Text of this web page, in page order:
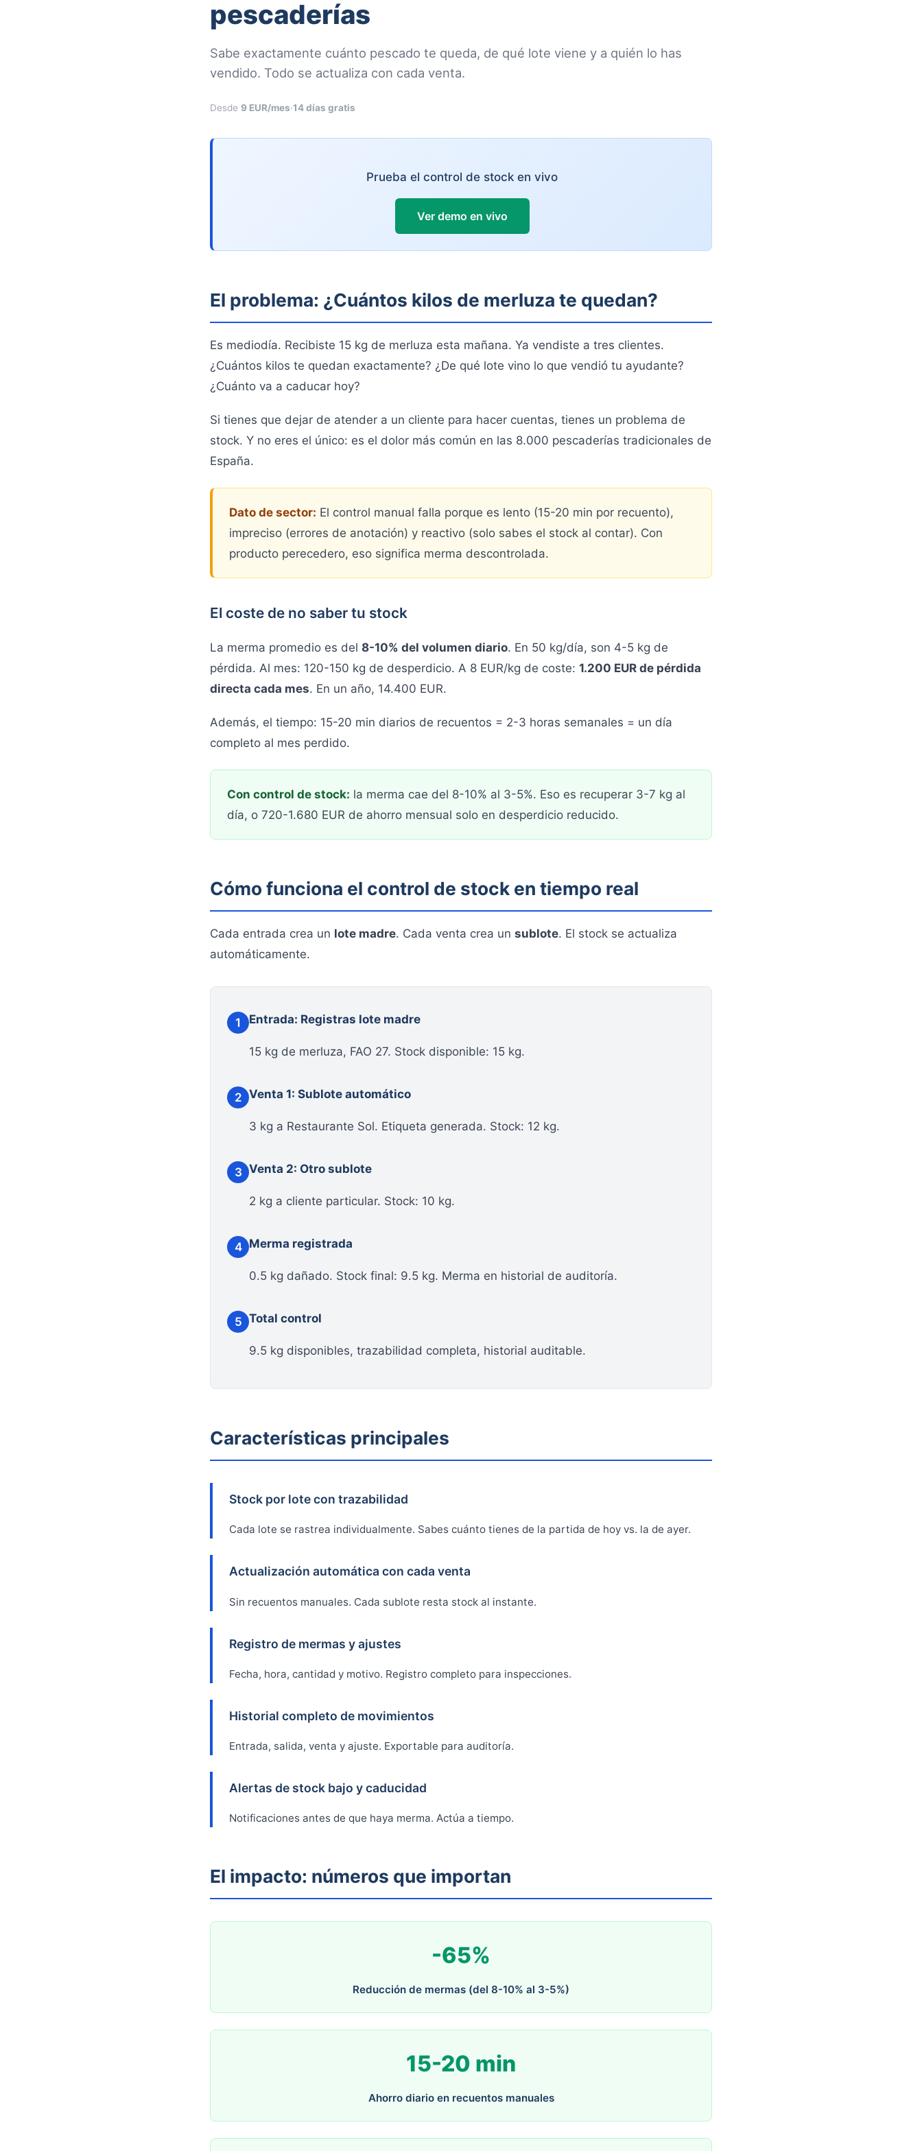
pescaderías
Sabe exactamente cuánto pescado te queda, de qué lote viene y a quién lo has
vendido. Todo se actualiza con cada venta.
Desde 9 EUR/mes·14 días gratis
Prueba el control de stock en vivo
Ver demo en vivo
El problema: ¿Cuántos kilos de merluza te quedan?
Es mediodía. Recibiste 15 kg de merluza esta mañana. Ya vendiste a tres clientes.
¿Cuántos kilos te quedan exactamente? ¿De qué lote vino lo que vendió tu ayudante?
¿Cuánto va a caducar hoy?
Si tienes que dejar de atender a un cliente para hacer cuentas, tienes un problema de
stock. Y no eres el único: es el dolor más común en las 8.000 pescaderías tradicionales de
España.
Dato de sector: El control manual falla porque es lento (15-20 min por recuento),
impreciso (errores de anotación) y reactivo (solo sabes el stock al contar). Con
producto perecedero, eso significa merma descontrolada.
El coste de no saber tu stock
La merma promedio es del 8-10% del volumen diario. En 50 kg/día, son 4-5 kg de
pérdida. Al mes: 120-150 kg de desperdicio. A 8 EUR/kg de coste: 1.200 EUR de pérdida
directa cada mes. En un año, 14.400 EUR.
Además, el tiempo: 15-20 min diarios de recuentos = 2-3 horas semanales = un día
completo al mes perdido.
Con control de stock: la merma cae del 8-10% al 3-5%. Eso es recuperar 3-7 kg al
día, o 720-1.680 EUR de ahorro mensual solo en desperdicio reducido.
Cómo funciona el control de stock en tiempo real
Cada entrada crea un lote madre. Cada venta crea un sublote. El stock se actualiza
automáticamente.
1 Entrada: Registras lote madre
15 kg de merluza, FAO 27. Stock disponible: 15 kg.
2 Venta 1: Sublote automático
3 kg a Restaurante Sol. Etiqueta generada. Stock: 12 kg.
3 Venta 2: Otro sublote
2 kg a cliente particular. Stock: 10 kg.
4 Merma registrada
0.5 kg dañado. Stock final: 9.5 kg. Merma en historial de auditoría.
5 Total control
9.5 kg disponibles, trazabilidad completa, historial auditable.
Características principales
Stock por lote con trazabilidad
Cada lote se rastrea individualmente. Sabes cuánto tienes de la partida de hoy vs. la de ayer.
Actualización automática con cada venta
Sin recuentos manuales. Cada sublote resta stock al instante.
Registro de mermas y ajustes
Fecha, hora, cantidad y motivo. Registro completo para inspecciones.
Historial completo de movimientos
Entrada, salida, venta y ajuste. Exportable para auditoría.
Alertas de stock bajo y caducidad
Notificaciones antes de que haya merma. Actúa a tiempo.
El impacto: números que importan
-65%
Reducción de mermas (del 8-10% al 3-5%)
15-20 min
Ahorro diario en recuentos manuales